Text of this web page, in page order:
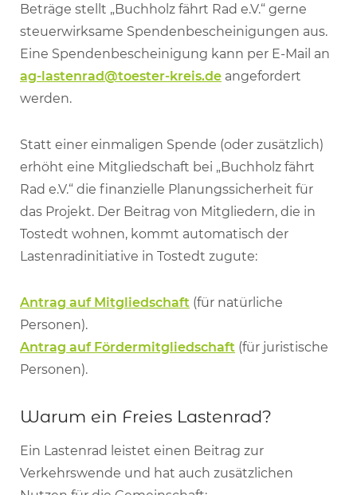
Beträge stellt „Buchholz fährt Rad e.V.“ gerne
steuerwirksame Spendenbescheinigungen aus.
Eine Spendenbescheinigung kann per E-Mail an
ag-lastenrad@toester-kreis.de angefordert
werden.
Statt einer einmaligen Spende (oder zusätzlich)
erhöht eine Mitgliedschaft bei „Buchholz fährt
Rad e.V.“ die finanzielle Planungssicherheit für
das Projekt. Der Beitrag von Mitgliedern, die in
Tostedt wohnen, kommt automatisch der
Lastenradinitiative in Tostedt zugute:
Antrag auf Mitgliedschaft (für natürliche
Personen).
Antrag auf Fördermitgliedschaft (für juristische
Personen).
Warum ein Freies Lastenrad?
Ein Lastenrad leistet einen Beitrag zur
Verkehrswende und hat auch zusätzlichen